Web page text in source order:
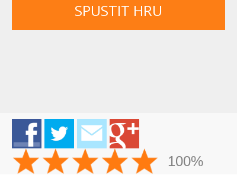
SPUSTIT HRU
100%